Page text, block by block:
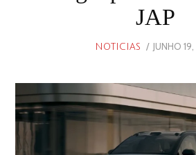
JAP
NOTICIAS
POSTED
JUNHO